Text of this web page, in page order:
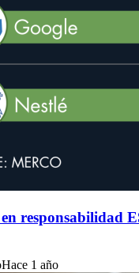
en responsabilidad
Hace 1 año